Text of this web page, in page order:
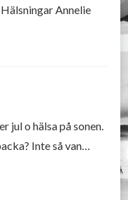
Annelie
jul o hälsa på sonen.
Inte så van…